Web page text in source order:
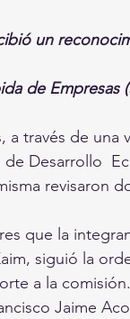
un
de Empresas
a través de
Desarrollo
revisaron
que la
siguió la
a la comisión.
Jaime